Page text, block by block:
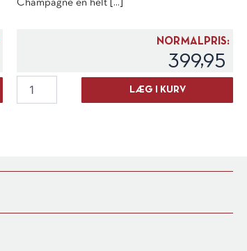
Champagne en helt [...]
NORMALPRIS:
399,95
LÆG I KURV